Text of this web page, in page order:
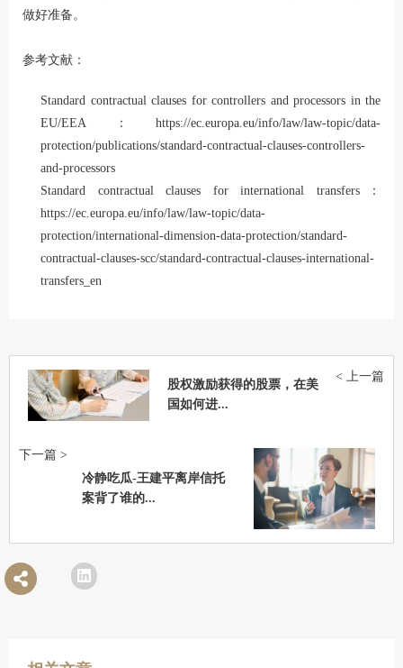
做好准备。
参考文献：
Standard contractual clauses for controllers and processors in the
EU/EEA： https://ec.europa.eu/info/law/law-topic/data-
protection/publications/standard-contractual-clauses-controllers-
and-processors
Standard contractual clauses for international transfers：
https://ec.europa.eu/info/law/law-topic/data-
protection/international-dimension-data-protection/standard-
contractual-clauses-scc/standard-contractual-clauses-international-
transfers_en
股权激励获得的股票，在美
国如何进...
< 上一篇
冷静吃瓜-王建平离岸信托
案背了谁的...
下一篇 >